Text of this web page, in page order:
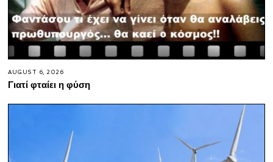
AUGUST 6, 2026
Γιατί φταίει η φύση